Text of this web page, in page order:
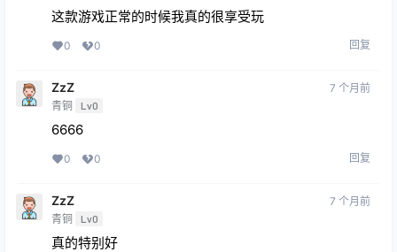
这款游戏正常的时候我真的很享受玩
0 0 回复
ZzZ
青铜 Lv0
7 个月前
6666
0 0 回复
ZzZ
青铜 Lv0
7 个月前
真的特别好